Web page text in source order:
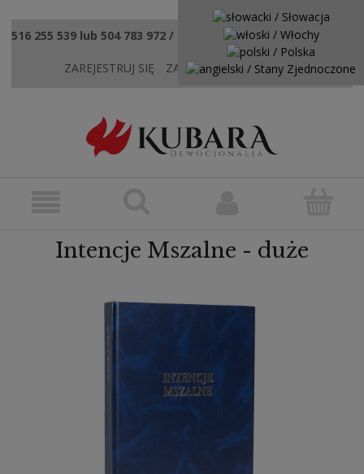
516 255 539 lub 504 783 972 / sklep@kubaradewocjonalia.pl
ZAREJESTRUJ SIĘ ZALOGUJ SIĘ KONTAKT
Intencje Mszalne - duże